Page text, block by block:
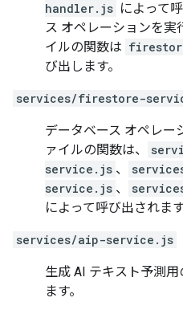
handler.js によって
ス オペレーションを実
イルの関数は
び出します。
services/firestore-
データベース オペレー
ァイルの関数は、
service.js 、
service.js 、
によって呼び出されます
services/aip-service.js
生成 AI テキスト予測
ます。